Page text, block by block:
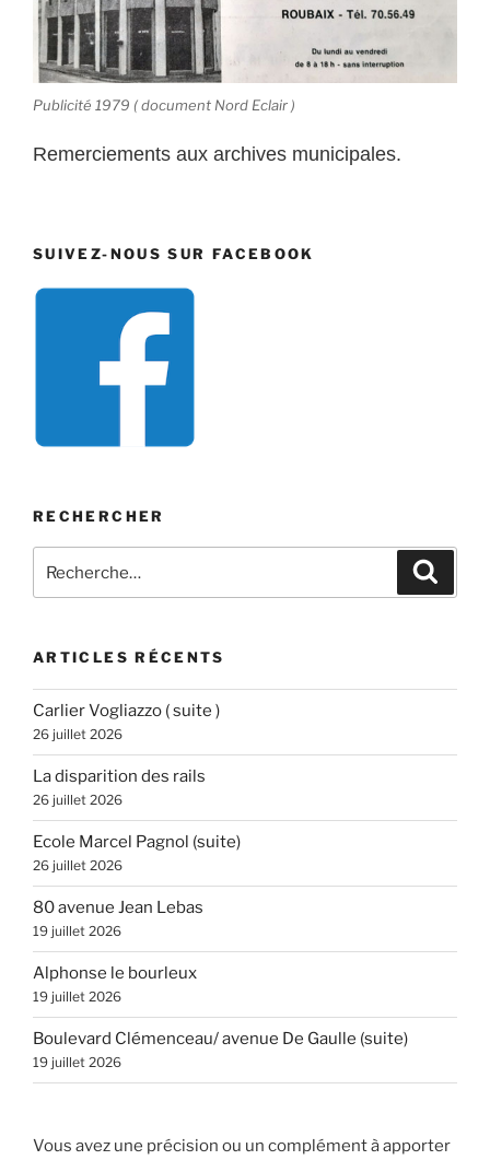
Publicité 1979 ( document Nord Eclair )
Remerciements aux archives municipales.
SUIVEZ-NOUS SUR FACEBOOK
RECHERCHER
pour
ARTICLES RÉCENTS
Carlier Vogliazzo ( suite )
26 juillet 2026
La disparition des rails
26 juillet 2026
Ecole Marcel Pagnol (suite)
26 juillet 2026
80 avenue Jean Lebas
19 juillet 2026
Alphonse le bourleux
19 juillet 2026
Boulevard Clémenceau/ avenue De Gaulle (suite)
19 juillet 2026
Vous avez une précision ou un complément à apporter